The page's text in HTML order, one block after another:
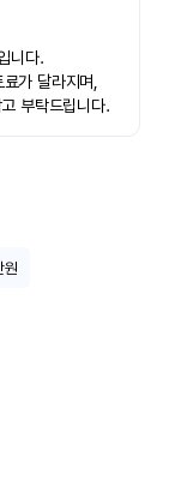
니다.
가 달라지며,
부탁드립니다.
원